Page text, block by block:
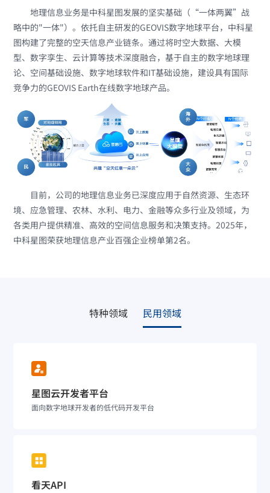
地理信息业务是中科星图发展的坚实基础（“一体两翼”战
略中的"一体"）。依托自主研发的GEOVIS数字地球平台，中科星
图构建了完整的空天信息产业链条。通过将时空大数据、大模
型、数字孪生、云计算等技术深度融合，基于自主的数字地球理
论、空间基础设施、数字地球软件和IT基础设施，建设具有国际
竞争力的GEOVIS Earth在线数字地球产品。
目前，公司的地理信息业务已深度应用于自然资源、生态环
境、应急管理、农林、水利、电力、金融等众多行业及领域，为
各类用户提供精准、高效的空间信息服务和决策支持。2025年，
中科星图荣获地理信息产业百强企业榜单第2名。
特种领域 民用领域
星图云开发者平台
面向数字地球开发者的低代码开发平台
看天API